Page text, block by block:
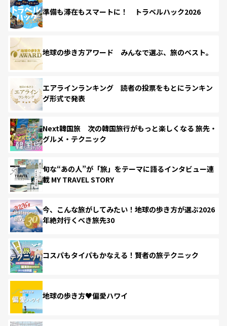
準備も滞在もスマートに！ トラベルハック2026
地球の歩き方アワード みんなで選ぶ、旅のベスト。
エアラインランキング 読者の投票をもとにランキン
グ形式で発表
Next韓国旅 次の韓国旅行がもっと楽しくなる 旅先・
グルメ・テクニック
旬な“あの人”が「旅」をテーマに語るインタビュー連
載 MY TRAVEL STORY
今、こんな旅がしてみたい！地球の歩き方が選ぶ2026
年絶対行くべき旅先30
コスパもタイパもかなえる！賢者の旅テクニック
地球の歩き方♥偏愛ハワイ